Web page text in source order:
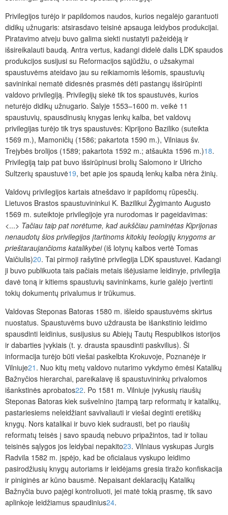
Privilegijos turėjo ir papildomos naudos, kurios negalėjo garantuoti
didikų užnugaris: atsirasdavo teisinė apsauga leidybos produkcijai.
Piratavimo atveju buvo galima siekti nustatyti pažeidėją ir
išsireikalauti baudą. Antra vertus, kadangi didelė dalis LDK spaudos
produkcijos susijusi su Reformacijos sąjūdžiu, o užsakymai
spaustuvėms ateidavo jau su reikiamomis lėšomis, spaustuvių
savininkai nematė didesnės prasmės dėti pastangų išsirūpinti
valdovo privilegiją. Privilegijų siekė tik tos spaustuvės, kurios
neturėjo didikų užnugario. Šalyje 1553–1600 m. veikė 11
spaustuvių, spausdinusių knygas lenkų kalba, bet valdovų
privilegijas turėjo tik trys spaustuvės: Kiprijono Baziliko (suteikta
1569 m.), Mamoničių (1586; pakartota 1590 m.), Vilniaus šv.
Trejybės brolijos (1589; pakartota 1592 m.; atšaukta 1596 m.)18.
Privilegiją taip pat buvo išsirūpinusi brolių Salomono ir Ulricho
Sultzerių spaustuvė19, bet apie jos spaudą lenkų kalba nėra žinių.
Valdovų privilegijos kartais atnešdavo ir papildomų rūpesčių.
Lietuvos Brastos spaustuvininkui K. Bazilikui Žygimanto Augusto
1569 m. suteiktoje privilegijoje yra nurodomas ir pageidavimas:
<...> Tačiau taip pat norėtume, kad aukščiau paminėtas Kiprijonas
nenaudotų šios privilegijos įtartinoms kitokių teologijų knygoms ar
prieštaraujančioms katalikybei(iš lotynų kalbos vertė Tomas
Vaičiulis)20. Tai pirmoji rašytinė privilegija LDK spaustuvei. Kadangi
ji buvo publikuota tais pačiais metais išėjusiame leidinyje, privilegija
davė toną ir kitiems spaustuvių savininkams, kurie galėjo įvertinti
tokių dokumentų privalumus ir trūkumus.
Valdovas Steponas Batoras 1580 m. išleido spaustuvėms skirtus
nuostatus. Spaustuvėms buvo uždrausta be išankstinio leidimo
spausdinti leidinius, susijusius su Abiejų Tautų Respublikos istorijos
ir dabarties įvykiais (t. y. drausta spausdinti paskvilius). Ši
informacija turėjo būti viešai paskelbta Krokuvoje, Poznanėje ir
Vilniuje21 . Nuo kitų metų valdovo nutarimo vykdymo ėmėsi Katalikų
Bažnyčios hierarchai, pareikalavę iš spaustuvininkų privalomos
išankstinės aprobatos22. Po 1581 m. Vilniuje įvykusių riaušių
Steponas Batoras kiek sušvelnino įtampą tarp reformatų ir katalikų,
pastariesiems neleidžiant savivaliauti ir viešai deginti eretiškų
knygų. Nors katalikai ir buvo kiek sudrausti, bet po riaušių
reformatų teisės į savo spaudą nebuvo pripažintos, tad ir toliau
teisinės sąlygos jos leidybai nepakito23. Vilniaus vyskupas Jurgis
Radvila 1582 m. įspėjo, kad be oficialaus vyskupo leidimo
pasirodžiusių knygų autoriams ir leidėjams gresia tiražo konfiskacija
ir piniginės ar kūno bausmė. Nepaisant deklaracijų Katalikų
Bažnyčia buvo pajėgi kontroliuoti, jei matė tokią prasmę, tik savo
aplinkoje leidžiamus spaudinius24.